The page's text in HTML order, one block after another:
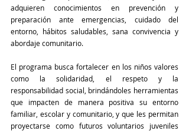
adquieren conocimientos en prevención y
preparación ante emergencias, cuidado del
entorno, hábitos saludables, sana convivencia y
abordaje comunitario.
El programa busca fortalecer en los niños valores
como la solidaridad, el respeto y la
responsabilidad social, brindándoles herramientas
que impacten de manera positiva su entorno
familiar, escolar y comunitario, y que les permitan
proyectarse como futuros voluntarios juveniles